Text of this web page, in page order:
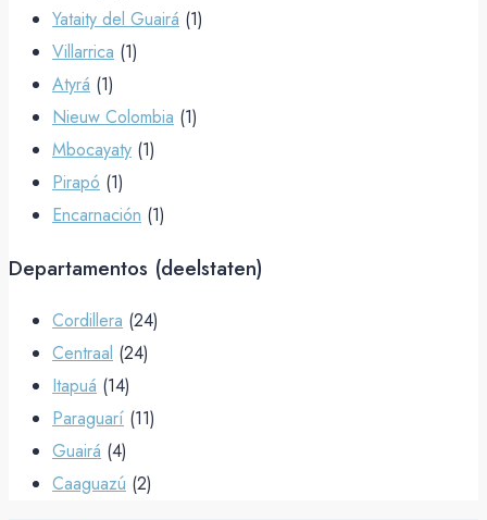
Yataity del Guairá (1)
Villarrica (1)
Atyrá (1)
Nieuw Colombia (1)
Mbocayaty (1)
Pirapó (1)
Encarnación (1)
Departamentos (deelstaten)
Cordillera (24)
Centraal (24)
Itapuá (14)
Paraguarí (11)
Guairá (4)
Caaguazú (2)